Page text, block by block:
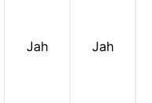
Jah Jah